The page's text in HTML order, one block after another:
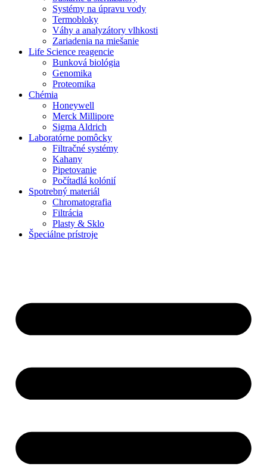
Systémy na úpravu vody
Termobloky
Váhy a analyzátory vlhkosti
Zariadenia na miešanie
Life Science reagencie
Bunková biológia
Genomika
Proteomika
Chémia
Honeywell
Merck Millipore
Sigma Aldrich
Laboratórne pomôcky
Filtračné systémy
Kahany
Pipetovanie
Počítadlá kolónií
Spotrebný materiál
Chromatografia
Filtrácia
Plasty & Sklo
Špeciálne prístroje